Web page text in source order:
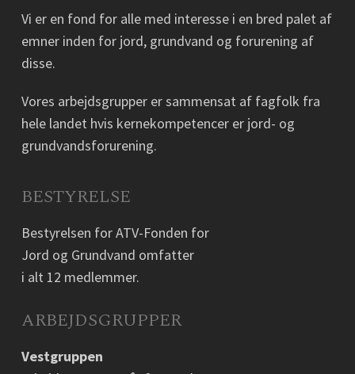
Vi er en fond for alle med interesse i en bred palet af
emner inden for jord, grundvand og forurening af
disse.
Vores arbejdsgrupper er sammensat af fagfolk fra
hele landet hvis kernekompetencer er jord- og
grundvandsforurening.
BESTYRELSE
Bestyrelsen for ATV-Fonden for
Jord og Grundvand omfatter
i alt 12 medlemmer.
ARBEJDSGRUPPER
Vestgruppen